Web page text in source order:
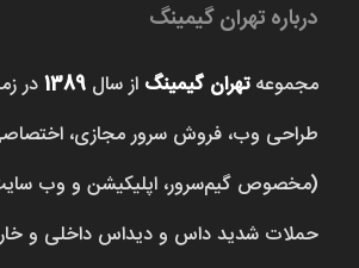
درباره تهران گیمینگ
مجموعهتهران گیمینگ از سال 1389در
طراحی وب، فروش‌ سرور مجازی،
(مخصوص گیم‌سرور، اپلیکیشن و وب
حملات شدید داس و دیداس داخلی و